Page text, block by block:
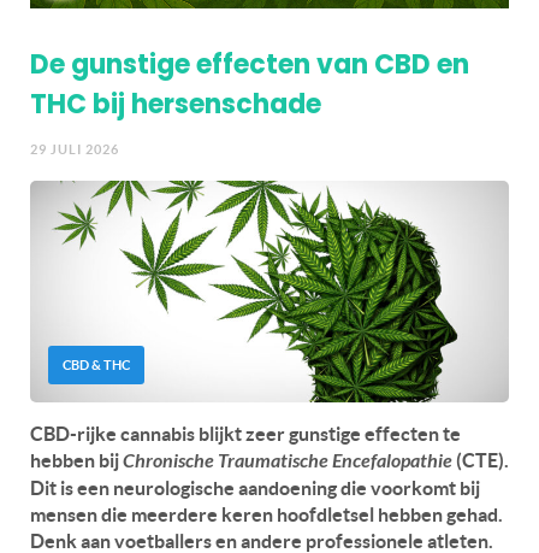
De gunstige effecten van CBD en
THC bij hersenschade
29 JULI 2026
CBD & THC
CBD-rijke cannabis blijkt zeer gunstige effecten te
hebben bijChronische Traumatische Encefalopathie (CTE).
Dit is een neurologische aandoening die voorkomt bij
mensen die meerdere keren hoofdletsel hebben gehad.
Denk aan voetballers en andere professionele atleten.